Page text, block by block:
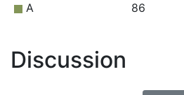
A
86
Discussion